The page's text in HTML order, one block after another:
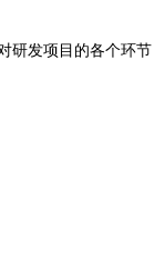
研发项目的各个环节